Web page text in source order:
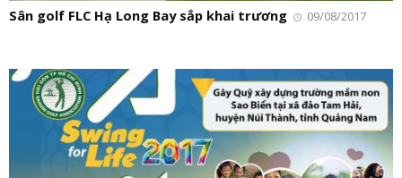
Sân golf FLC Hạ Long Bay sắp khai trương 09/08/2017